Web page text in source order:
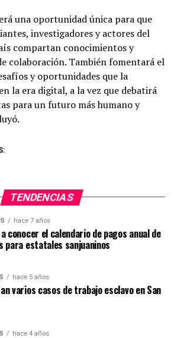
una oportunidad única para que
investigadores y actores del
compartan conocimientos y
colaboración. También fomentará el
y oportunidades que la
la era digital, a la vez que debatirá
para un futuro más humano y
TENDENCIAS
hace 7 años
conocer el calendario de pagos anual de
para estatales sanjuaninos
hace 5 años
varios casos de trabajo esclavo en San
hace 4 años